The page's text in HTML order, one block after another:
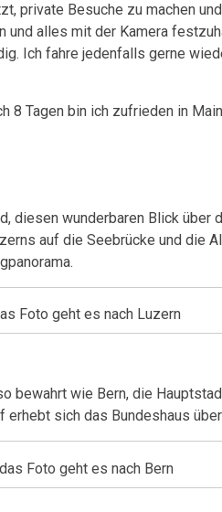
private Besuche zu machen
und alles mit der Kamera
Ich fahre jedenfalls gerne
8 Tagen bin ich zufrieden in
diesen wunderbaren Blick über
auf die Seebrücke und die
Foto geht es nach Luzern
bewahrt wie Bern, die
sich das Bundeshaus
Foto geht es nach Bern